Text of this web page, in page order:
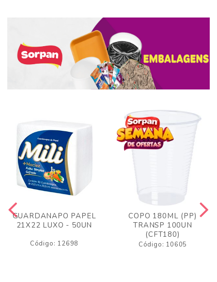
GUARDANAPO PAPEL
21X22 LUXO - 50UN
Código: 12698
COPO 180ML (PP)
TRANSP 100UN
(CFT180)
Código: 10605